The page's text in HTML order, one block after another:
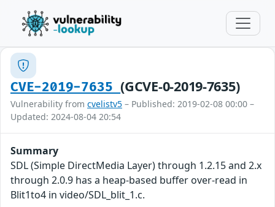
CVE-2019-7635(GCVE-0-2019-7635)
Vulnerability from cvelistv5 – Published: 2019-02-08 00:00 –
Updated: 2024-08-04 20:54
Summary
SDL (Simple DirectMedia Layer) through 1.2.15 and 2.x
through 2.0.9 has a heap-based buffer over-read in
Blit1to4 in video/SDL_blit_1.c.